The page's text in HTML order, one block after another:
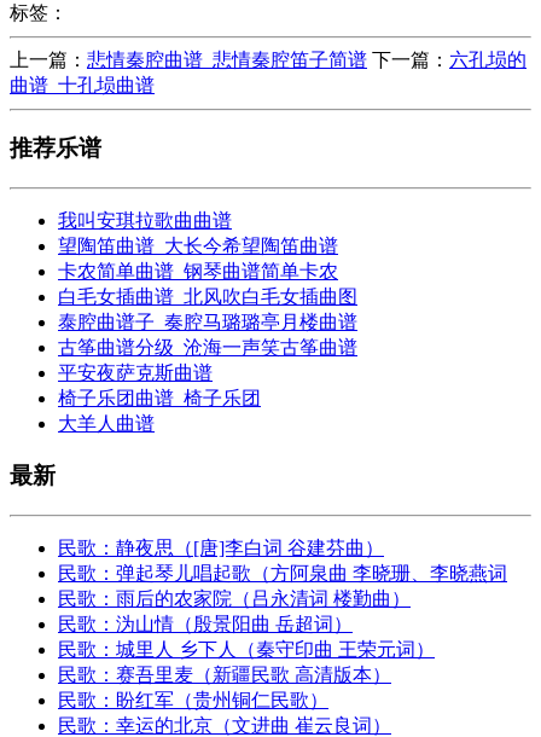
标签：
上一篇： 悲情秦腔曲谱_悲情秦腔笛子简谱 下一篇： 六孔埙的
曲谱_十孔埙曲谱
推荐乐谱
我叫安琪拉歌曲曲谱
望陶笛曲谱_大长今希望陶笛曲谱
卡农简单曲谱_钢琴曲谱简单卡农
白毛女插曲谱_北风吹白毛女插曲图
泰腔曲谱子_奏腔马璐璐亭月楼曲谱
古筝曲谱分级_沧海一声笑古筝曲谱
平安夜萨克斯曲谱
椅子乐团曲谱_椅子乐团
大羊人曲谱
最新
民歌：静夜思（[唐]李白词 谷建芬曲）
民歌：弹起琴儿唱起歌（方阿泉曲 李晓珊、李晓燕词
民歌：雨后的农家院（吕永清词 楼勤曲）
民歌：沩山情（殷景阳曲 岳超词）
民歌：城里人 乡下人（秦守印曲 王荣元词）
民歌：赛吾里麦（新疆民歌 高清版本）
民歌：盼红军（贵州铜仁民歌）
民歌：幸运的北京（文进曲 崔云良词）